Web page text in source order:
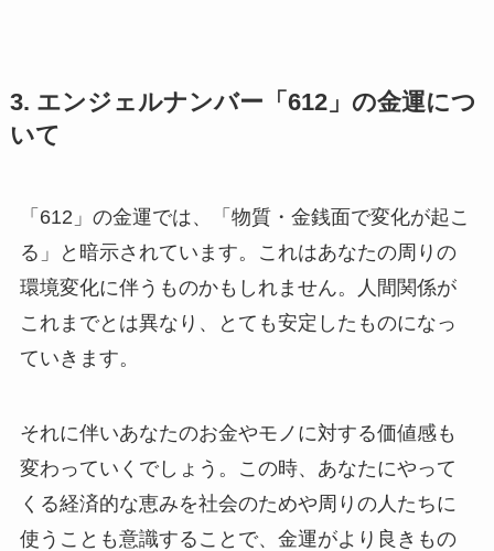
3. エンジェルナンバー「612」の金運につ
いて
「612」の金運では、「物質・金銭面で変化が起こ
る」と暗示されています。これはあなたの周りの
環境変化に伴うものかもしれません。人間関係が
これまでとは異なり、とても安定したものになっ
ていきます。
それに伴いあなたのお金やモノに対する価値感も
変わっていくでしょう。この時、あなたにやって
くる経済的な恵みを社会のためや周りの人たちに
使うことも意識することで、金運がより良きもの